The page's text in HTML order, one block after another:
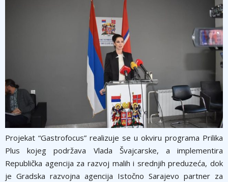
Projekat “Gastrofocus” realizuje se u okviru programa Prilika
Plus kojeg podržava Vlada Švajcarske, a implementira
Republička agencija za razvoj malih i srednjih preduzeća, dok
je Gradska razvojna agencija Istočno Sarajevo partner za